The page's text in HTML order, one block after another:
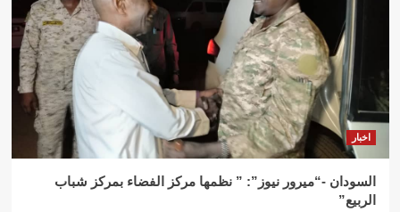
اخبار
السودان -“ميرور نيوز”: ” نظمها مركز الفضاء بمركز شباب
الربيع”